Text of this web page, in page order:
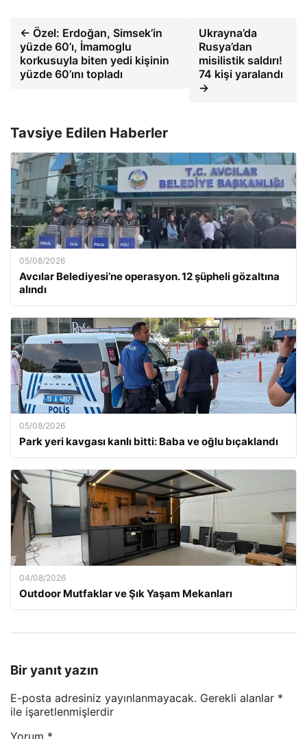
← Özel: Erdoğan, Simsek’in
yüzde 60’ı, İmamoglu
korkusuyla biten yedi kişinin
yüzde 60’ını topladı
Ukrayna’da
Rusya’dan
misilistik saldırı!
74 kişi yaralandı
→
Tavsiye Edilen Haberler
05/08/2026
Avcılar Belediyesi’ne operasyon. 12 şüpheli gözaltına
alındı
05/08/2026
Park yeri kavgası kanlı bitti: Baba ve oğlu bıçaklandı
04/08/2026
Outdoor Mutfaklar ve Şık Yaşam Mekanları
Bir yanıt yazın
E-posta adresiniz yayınlanmayacak. Gerekli alanlar *
ile işaretlenmişlerdir